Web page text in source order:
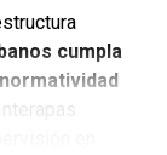
cumpla